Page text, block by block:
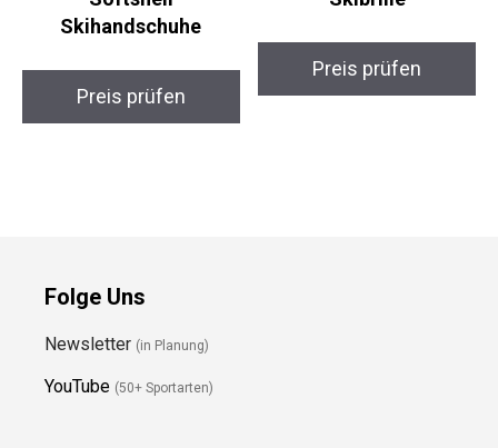
Skihandschuhe
Preis prüfen
Preis prüfen
Folge Uns
Newsletter (in Planung)
YouTube (50+ Sportarten)